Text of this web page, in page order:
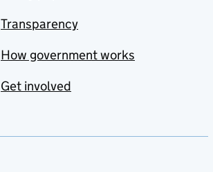
Transparency
How government works
Get involved